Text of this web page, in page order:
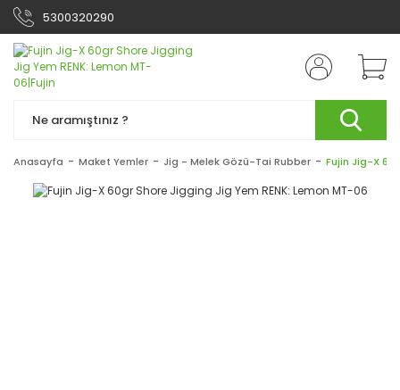
5300320290
Anasayfa Maket Yemler Jig - Melek Gözü-Tai Rubber Fujin Jig-X